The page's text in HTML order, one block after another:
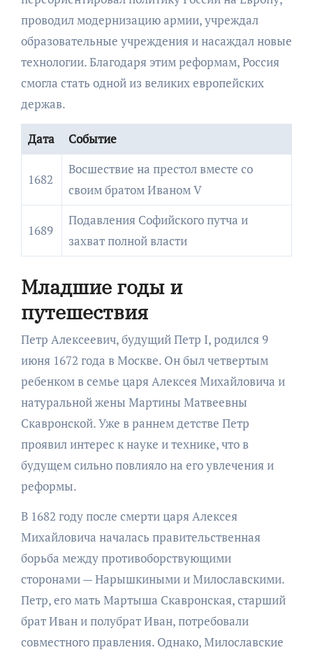
проводил модернизацию армии, учреждал
образовательные учреждения и насаждал новые
технологии. Благодаря этим реформам, Россия
смогла стать одной из великих европейских
держав.
Дата Событие
1682
Восшествие на престол вместе со
своим братом Иваном V
1689
Подавления Софийского путча и
захват полной власти
Младшие годы и
путешествия
Петр Алексеевич, будущий Петр I, родился 9
июня 1672 года в Москве. Он был четвертым
ребенком в семье царя Алексея Михайловича и
натуральной жены Мартины Матвеевны
Скавронской. Уже в раннем детстве Петр
проявил интерес к науке и технике, что в
будущем сильно повлияло на его увлечения и
реформы.
В 1682 году после смерти царя Алексея
Михайловича началась правительственная
борьба между противоборствующими
сторонами — Нарышкиными и Милославскими.
Петр, его мать Мартыша Скавронская, старший
брат Иван и полубрат Иван, потребовали
совместного правления. Однако, Милославские